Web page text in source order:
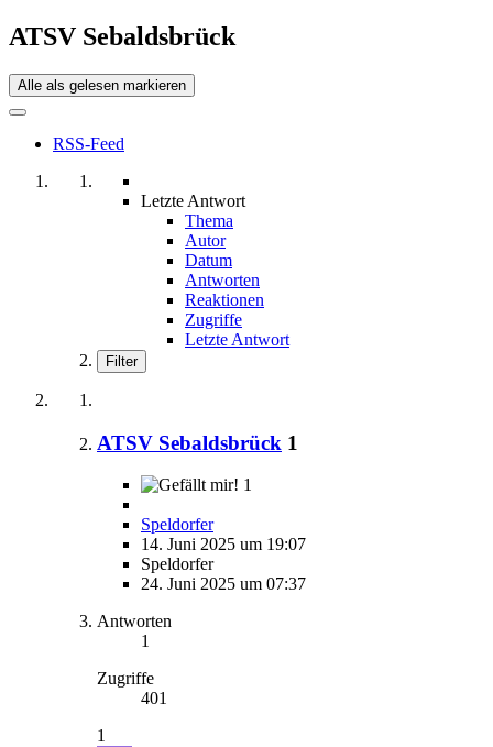
ATSV Sebaldsbrück
Alle als gelesen markieren
RSS-Feed
Letzte Antwort
Thema
Autor
Datum
Antworten
Reaktionen
Zugriffe
Letzte Antwort
Filter
ATSV Sebaldsbrück 1
1
Speldorfer
14. Juni 2025 um 19:07
Speldorfer
24. Juni 2025 um 07:37
Antworten
1
Zugriffe
401
1